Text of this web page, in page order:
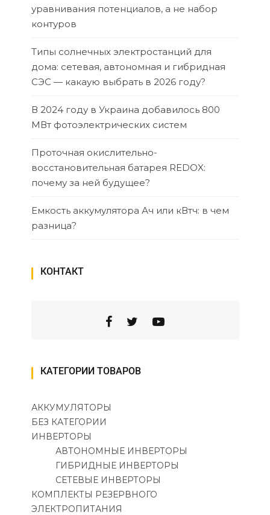
уравнивания потенциалов, а не набор
контуров
Типы солнечных электростанций для
дома: сетевая, автономная и гибридная
СЭС — какаую выбрать в 2026 году?
В 2024 году в Украина добавилось 800
МВт фотоэлектрических систем
Проточная окислительно-
восстановительная батарея REDOX:
почему за ней будущее?
Емкость аккумулятора Ач или кВтч: в чем
разница?
КОНТАКТ
КАТЕГОРИИ ТОВАРОВ
АККУМУЛЯТОРЫ
БЕЗ КАТЕГОРИИ
ИНВЕРТОРЫ
АВТОНОМНЫЕ ИНВЕРТОРЫ
ГИБРИДНЫЕ ИНВЕРТОРЫ
СЕТЕВЫЕ ИНВЕРТОРЫ
КОМПЛЕКТЫ РЕЗЕРВНОГО
ЭЛЕКТРОПИТАНИЯ